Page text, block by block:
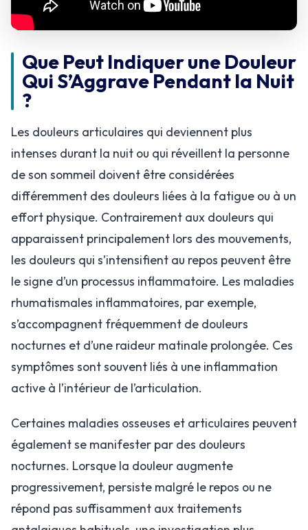
Que Peut Indiquer une Douleur
Qui S’Aggrave Pendant la Nuit
?
Les douleurs articulaires qui deviennent plus
intenses durant la nuit ou qui réveillent la personne
de son sommeil doivent être considérées
différemment des douleurs liées à la fatigue ou à un
effort physique. Contrairement aux douleurs qui
apparaissent principalement lors des mouvements,
les douleurs qui s’intensifient au repos peuvent être
le signe d’un processus inflammatoire. Les maladies
rhumatismales inflammatoires, par exemple,
s’accompagnent fréquemment de douleurs
nocturnes et d’une raideur matinale prolongée. Ces
symptômes sont souvent liés à une inflammation
active à l’intérieur de l’articulation.
Certaines maladies osseuses et articulaires peuvent
également se manifester par des douleurs
nocturnes. Lorsque la douleur augmente
progressivement, persiste malgré le repos ou ne
répond pas suffisamment aux traitements